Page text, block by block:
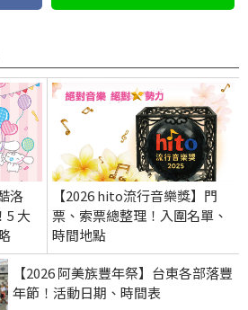
洛
5 大
【2026 hito流行音樂獎】門
票、索票總整理！入圍名單、
時間地點
【2026 阿美族豐年祭】台東各部落豐
年節！活動日期、時間表